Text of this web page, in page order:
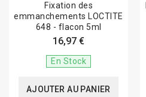
Fixation des
emmanchements LOCTITE
648 - flacon 5ml
16,97 €
En Stock
AJOUTER AU PANIER